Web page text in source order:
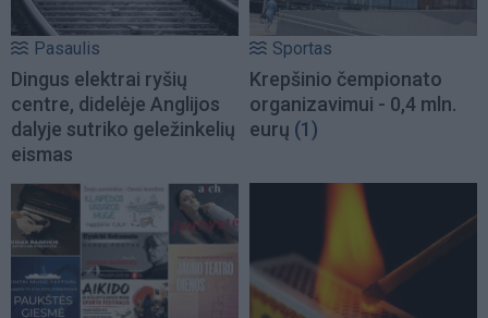
Pasaulis
Dingus elektrai ryšių
centre, didelėje Anglijos
dalyje sutriko geležinkelių
eismas
Sportas
Krepšinio čempionato
organizavimui - 0,4 mln.
eurų (1)